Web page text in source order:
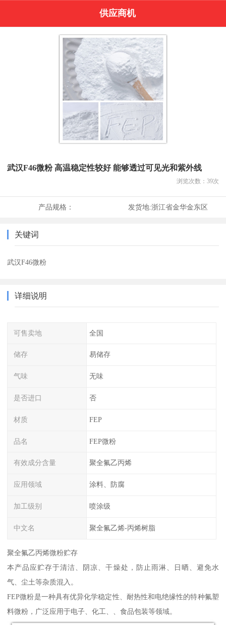
供应商机
武汉F46微粉 高温稳定性较好 能够透过可见光和紫外线
浏览次数： 39次
产品规格： 发货地:浙江省金华金东区
关键词
武汉F46微粉
详细说明
可售卖地 全国
储存 易储存
气味 无味
是否进口 否
材质 FEP
品名 FEP微粉
有效成分含量 聚全氟乙丙烯
应用领域 涂料、防腐
加工级别 喷涂级
中文名 聚全氟乙烯-丙烯树脂
聚全氟乙丙烯微粉贮存
本产品应贮存于清洁、阴凉、干燥处，防止雨淋、日晒、避免水
气、尘土等杂质混入。
FEP微粉是一种具有优异化学稳定性、耐热性和电绝缘性的特种氟塑
料微粉，广泛应用于电子、化工、、食品包装等领域。